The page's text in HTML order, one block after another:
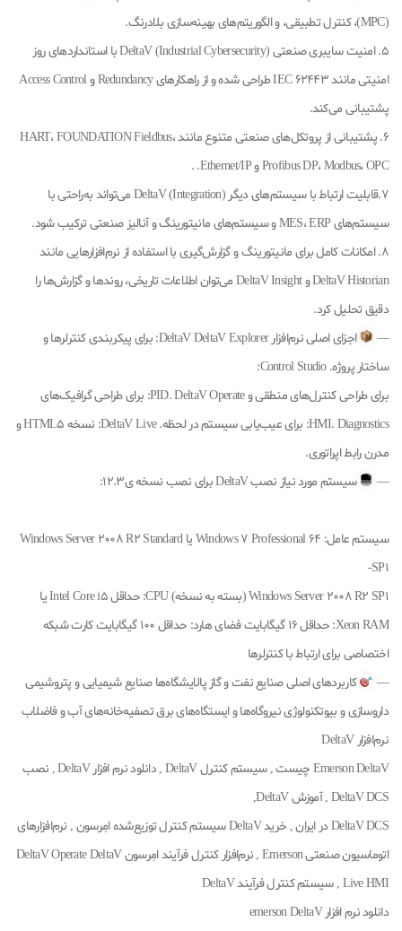
(MPC)، کنترل تطبیقی، و الگوریتم‌های بهینه‌سازی بلادرنگ.
5. امنیت سایبری صنعتی (Industrial Cybersecurity) DeltaV با استانداردهای روز
امنیتی مانند IEC 62443 طراحی شده و از راهکارهای Redundancy و Access Control
پشتیبانی می‌کند.
6. پشتیبانی از پروتکل‌های صنعتی متنوع مانند HART، FOUNDATION Fieldbus،
Profibus DP، Modbus، OPC و Ethernet/IP. .
7.قابلیت ارتباط با سیستم‌های دیگر (Integration) DeltaV می‌تواند به‌راحتی با
سیستم‌های MES، ERP و سیستم‌های مانیتورینگ و آنالیز صنعتی ترکیب شود.
8. امکانات کامل برای مانیتورینگ و گزارش‌گیری با استفاده از نرم‌افزارهایی مانند
DeltaV Historian و DeltaV Insight می‌توان اطلاعات تاریخی، روندها و گزارش‌ها را
دقیق تحلیل کرد.
—
اجزای اصلی نرم‌افزار DeltaV DeltaV Explorer: برای پیکربندی کنترلرها و
ساختار پروژه. Control Studio:
برای طراحی کنترل‌های منطقی و PID. DeltaV Operate: برای طراحی گرافیک‌های
HMI. Diagnostics: برای عیب‌یابی سیستم در لحظه. DeltaV Live: نسخه HTML5 و
مدرن رابط اپراتوری.
—
سیستم مورد نیاز نصب DeltaV برای نصب نسخه‌ ی12.3:
سیستم عامل: Windows 7 Professional 64 یا Windows Server 2008 R2 Standard
SP1-
Windows Server 2008 R2 SP1 (بسته به نسخه) CPU: حداقل Intel Core i5 یا
Xeon RAM: حداقل 16 گیگابایت فضای هارد: حداقل 100 گیگابایت کارت شبکه
اختصاصی برای ارتباط با کنترلرها
—
کاربردهای اصلی صنایع نفت و گاز پالایشگاه‌ها صنایع شیمیایی و پتروشیمی
داروسازی و بیوتکنولوژی نیروگاه‌ها و ایستگاه‌های برق تصفیه‌خانه‌های آب و فاضلاب
نرم‌افزار DeltaV
Emerson DeltaV چیست , سیستم کنترل DeltaV , دانلود نرم افزار DeltaV , نصب
DeltaV DCS , آموزش DeltaV,
DeltaV DCS در ایران , خرید DeltaV سیستم کنترل توزیع‌شده امِرسون , نرم‌افزارهای
اتوماسیون صنعتی Emerson , نرم‌افزار کنترل فرآیند امِرسون DeltaV Operate DeltaV
Live HMI , سیستم کنترل فرآیند DeltaV
دانلود نرم افزار emerson DeltaV